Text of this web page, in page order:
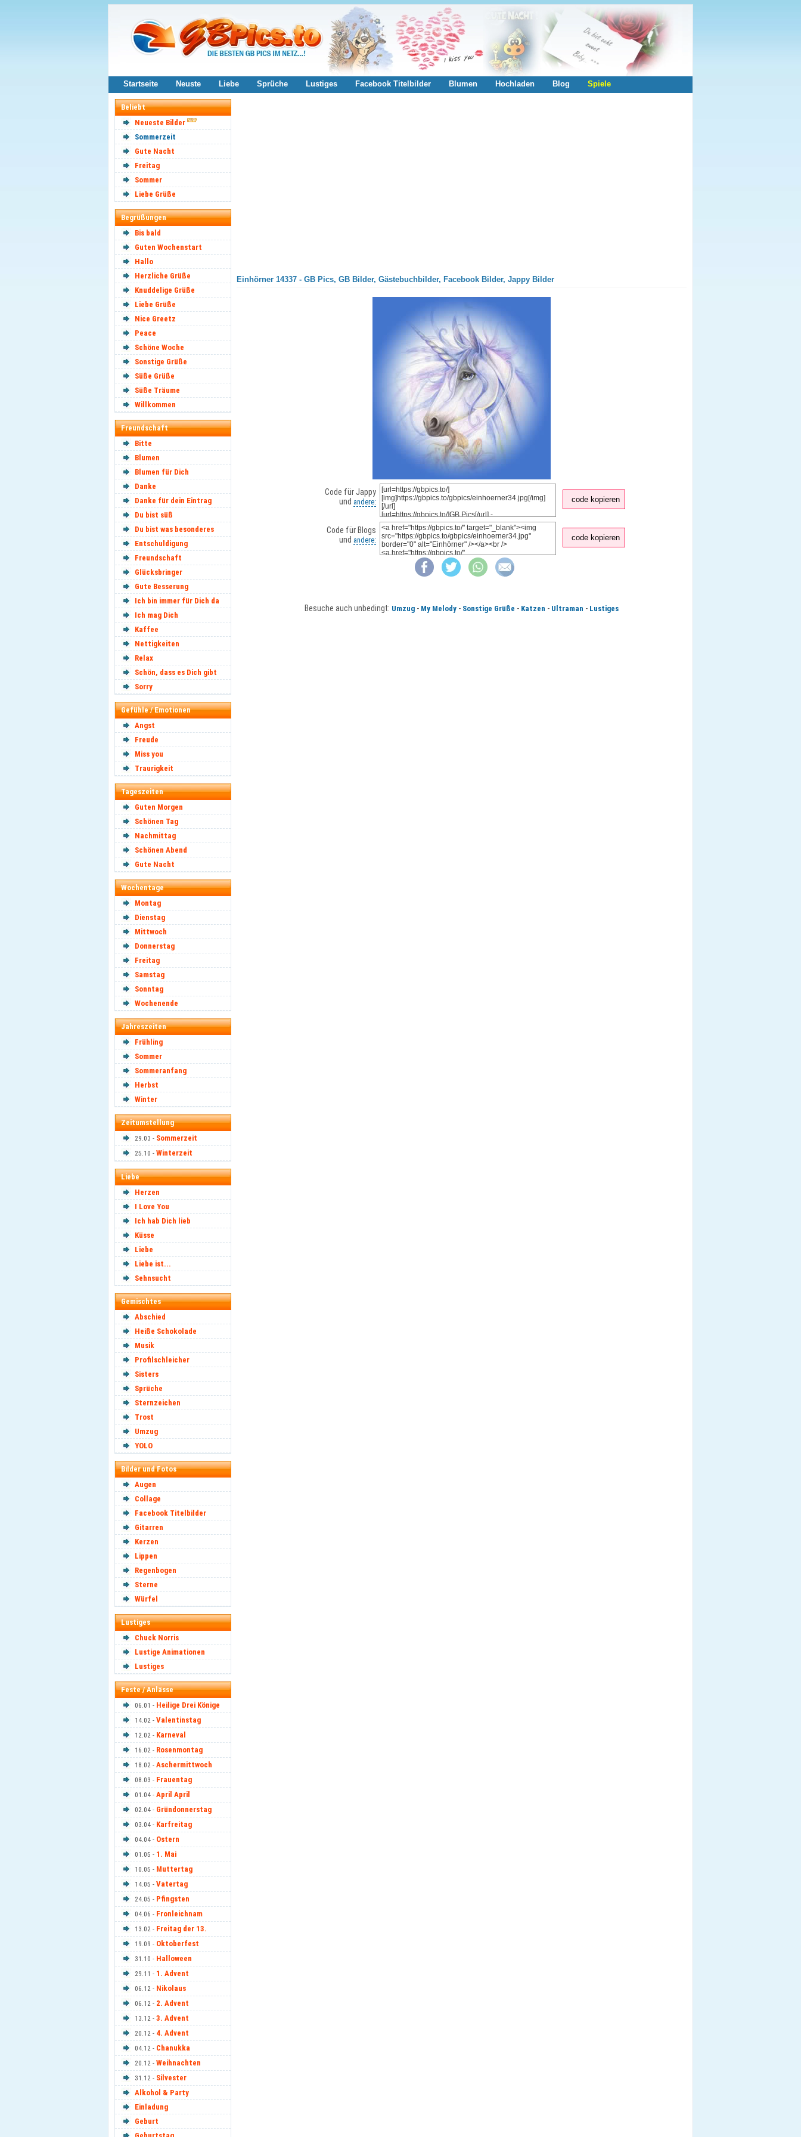
Startseite Neuste Liebe Sprüche Lustiges Facebook Titelbilder Blumen Hochladen Blog Spiele
Beliebt
Neueste Bilder
Sommerzeit
Gute Nacht
Freitag
Sommer
Liebe Grüße
Begrüßungen
Bis bald
Guten Wochenstart
Hallo
Herzliche Grüße
Knuddelige Grüße
Liebe Grüße
Nice Greetz
Peace
Schöne Woche
Sonstige Grüße
Süße Grüße
Süße Träume
Willkommen
Freundschaft
Bitte
Blumen
Blumen für Dich
Danke
Danke für dein Eintrag
Du bist süß
Du bist was besonderes
Entschuldigung
Freundschaft
Glücksbringer
Gute Besserung
Ich bin immer für Dich da
Ich mag Dich
Kaffee
Nettigkeiten
Relax
Schön, dass es Dich gibt
Sorry
Gefühle / Emotionen
Angst
Freude
Miss you
Traurigkeit
Tageszeiten
Guten Morgen
Schönen Tag
Nachmittag
Schönen Abend
Gute Nacht
Wochentage
Montag
Dienstag
Mittwoch
Donnerstag
Freitag
Samstag
Sonntag
Wochenende
Jahreszeiten
Frühling
Sommer
Sommeranfang
Herbst
Winter
Zeitumstellung
29.03 - Sommerzeit
25.10 - Winterzeit
Liebe
Herzen
I Love You
Ich hab Dich lieb
Küsse
Liebe
Liebe ist...
Sehnsucht
Gemischtes
Abschied
Heiße Schokolade
Musik
Profilschleicher
Sisters
Sprüche
Sternzeichen
Trost
Umzug
YOLO
Bilder und Fotos
Augen
Collage
Facebook Titelbilder
Gitarren
Kerzen
Lippen
Regenbogen
Sterne
Würfel
Lustiges
Chuck Norris
Lustige Animationen
Lustiges
Feste / Anlässe
06.01 - Heilige Drei Könige
14.02 - Valentinstag
12.02 - Karneval
16.02 - Rosenmontag
18.02 - Aschermittwoch
08.03 - Frauentag
01.04 - April April
02.04 - Gründonnerstag
03.04 - Karfreitag
04.04 - Ostern
01.05 - 1. Mai
10.05 - Muttertag
14.05 - Vatertag
24.05 - Pfingsten
04.06 - Fronleichnam
13.02 - Freitag der 13.
19.09 - Oktoberfest
31.10 - Halloween
29.11 - 1. Advent
06.12 - Nikolaus
06.12 - 2. Advent
13.12 - 3. Advent
20.12 - 4. Advent
04.12 - Chanukka
20.12 - Weihnachten
31.12 - Silvester
Alkohol & Party
Einladung
Geburt
Einhörner 14337 - GB Pics, GB Bilder, Gästebuchbilder, Facebook Bilder, Jappy Bilder
Code für Jappy
und andere: code kopieren
Code für Blogs
und andere: code kopieren
Besuche auch unbedingt: Umzug - My Melody - Sonstige Grüße - Katzen - Ultraman - Lustiges